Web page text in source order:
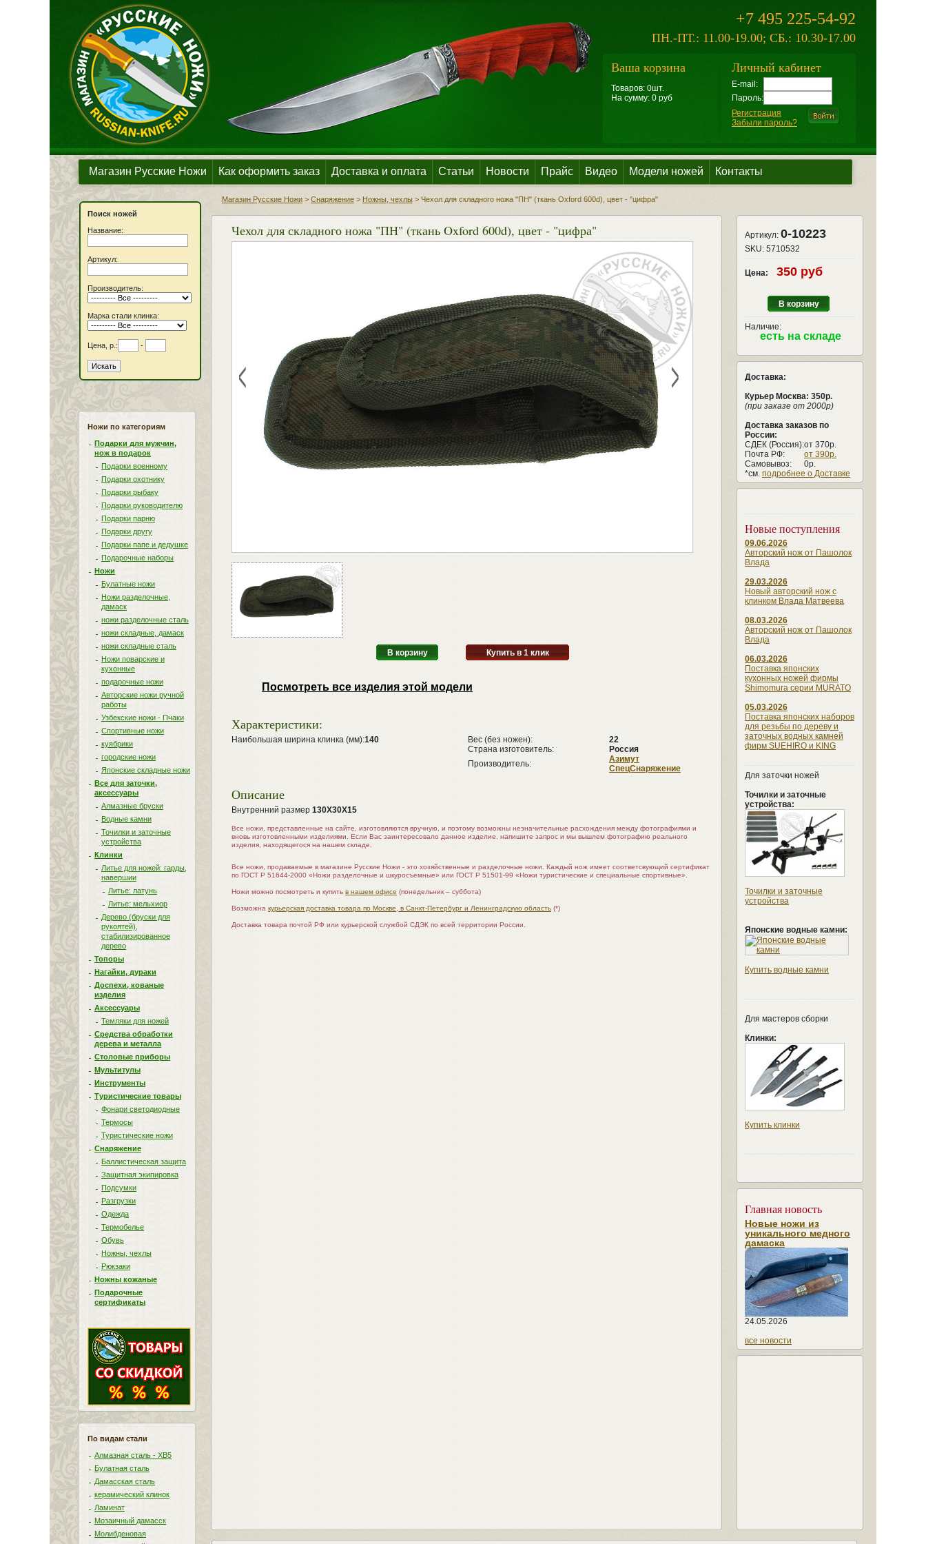
+7 495 225-54-92
ПН.-ПТ.: 11.00-19.00; СБ.: 10.30-17.00
Ваша корзина
Товаров: 0шт.
На сумму: 0 руб
Личный кабинет
E-mail:
Пароль:
Регистрация
Забыли пароль?
Магазин Русские Ножи Как оформить заказ Доставка и оплата Статьи Новости Прайс Видео Модели ножей Контакты
Поиск ножей
Название:
Артикул:
Производитель:
Марка стали клинка:
Цена, р.: -
Ножи по категориям
Подарки для мужчин,
нож в подарок
Подарки военному
Подарки охотнику
Подарки рыбаку
Подарки руководителю
Подарки парню
Подарки другу
Подарки папе и дедушке
Подарочные наборы
Ножи
Булатные ножи
Ножи разделочные,
дамаск
ножи разделочные сталь
ножи складные, дамаск
ножи складные сталь
Ножи поварские и
кухонные
подарочные ножи
Авторские ножи ручной
работы
Узбекские ножи - Пчаки
Спортивные ножи
куябрики
городские ножи
Японские складные ножи
Все для заточки,
аксессуары
Алмазные бруски
Водные камни
Точилки и заточные
устройства
Клинки
Литье для ножей: гарды,
навершии
Литье: латунь
Литье: мельхиор
Дерево (бруски для
рукоятей),
стабилизированное
дерево
Топоры
Нагайки, дураки
Доспехи, кованые
изделия
Аксессуары
Темляки для ножей
Средства обработки
дерева и металла
Столовые приборы
Мультитулы
Инструменты
Туристические товары
Фонари светодиодные
Термосы
Туристические ножи
Снаряжение
Баллистическая защита
Защитная экипировка
Подсумки
Разгрузки
Одежда
Термобелье
Обувь
Ножны, чехлы
Рюкзаки
Ножны кожаные
Подарочные
сертификаты
По видам стали
Алмазная сталь - ХВ5
Булатная сталь
Дамасская сталь
керамический клинок
Ламинат
Мозаичный дамасск
Молибденовая
Магазин Русские Ножи > Снаряжение > Ножны, чехлы > Чехол для складного ножа "ПН" (ткань Oxford 600d), цвет - "цифра"
Чехол для складного ножа "ПН" (ткань Oxford 600d), цвет - "цифра"
< >
В корзину Купить в 1 клик
Посмотреть все изделия этой модели
Характеристики:
Наибольшая ширина клинка (мм):140 Вес (без ножен):
22
Страна изготовитель:
Россия
Производитель:
Азимут
СпецСнаряжение
Описание
Внутренний размер 130Х30Х15
Все ножи, представленные на сайте, изготовляются вручную, и поэтому возможны незначительные расхождения между фотографиями и
вновь изготовленными изделиями. Если Вас заинтересовало данное изделие, напишите запрос и мы вышлем фотографию реального
изделия, находящегося на нашем складе.
Все ножи, продаваемые в магазине Русские Ножи - это хозяйственные и разделочные ножи. Каждый нож имеет соответсвующий сертификат
по ГОСТ Р 51644-2000 «Ножи разделочные и шкуросъемные» или ГОСТ Р 51501-99 «Ножи туристические и специальные спортивные».
Ножи можно посмотреть и купить в нашем офисе (понедельник – суббота)
Возможна курьерская доставка товара по Москве, в Санкт-Петербург и Ленинградскую область (*)
Доставка товара почтой РФ или курьерской службой СДЭК по всей территории России.
Артикул: 0-10223
SKU: 5710532
Цена: 350 руб
В корзину
Наличие:
есть на складе
Доставка:
Курьер Москва: 350р.
(при заказе от 2000р)
Доставка заказов по
России:
СДЕК (Россия):от 370р.
Почта РФ:
от 390р.
Самовывоз:
0р.
*см. подробнее о Доставке
Новые поступления
09.06.2026
Авторский нож от Пашолок
Влада
29.03.2026
Новый авторский нож с
клинком Влада Матвеева
08.03.2026
Авторский нож от Пашолок
Влада
06.03.2026
Поставка японских
кухонных ножей фирмы
Shimomura серии MURATO
05.03.2026
Поставка японских наборов
для резьбы по дереву и
заточных водных камней
фирм SUEHIRO и KING
Для заточки ножей
Точилки и заточные
устройства:
Точилки и заточные
устройства
Японские водные камни:
Купить водные камни
Для мастеров сборки
Клинки:
Купить клинки
Главная новость
Новые ножи из
уникального медного
дамаска
24.05.2026
все новости